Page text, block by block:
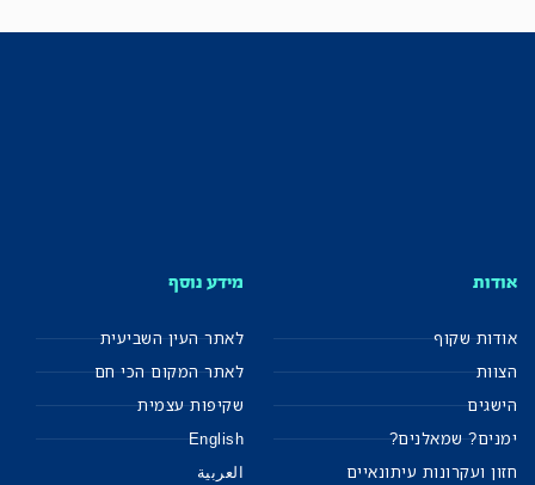
אודות
אודות שקוף
הצוות
הישגים
ימנים? שמאלנים?
חזון ועקרונות עיתונאיים
מידע נוסף
לאתר העין השביעית
לאתר המקום הכי חם
שקיפות עצמית
English
العربية